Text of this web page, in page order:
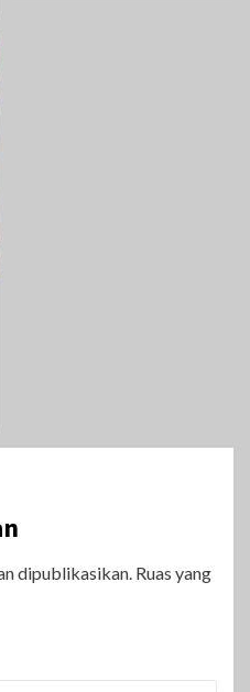
dipublikasikan. Ruas yang